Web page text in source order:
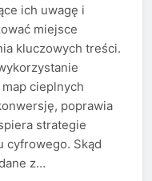
ich uwagę i
miejsce
kluczowych treści.
cieplnych
poprawia
strategie
cyfrowego. Skąd
z…